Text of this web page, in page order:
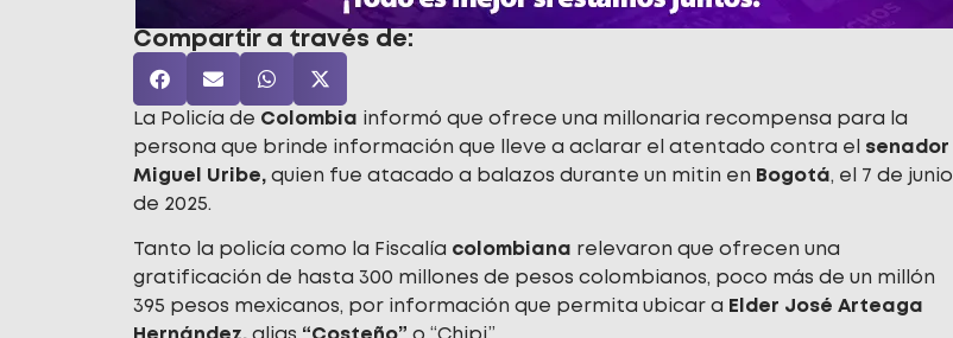
Compartir a través de:
La Policía de Colombia informó que ofrece una millonaria recompensa para la
persona que brinde información que lleve a aclarar el atentado contra el senador
Miguel Uribe, quien fue atacado a balazos durante un mitin en Bogotá, el 7 de junio
de 2025.
Tanto la policía como la Fiscalía colombiana relevaron que ofrecen una
gratificación de hasta 300 millones de pesos colombianos, poco más de un millón
395 pesos mexicanos, por información que permita ubicar a Elder José Arteaga